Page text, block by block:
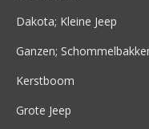
Dakota; Kleine Jeep
Ganzen;
Kerstboom
Grote Jeep